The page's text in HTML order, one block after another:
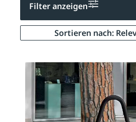
Filter anzeigen